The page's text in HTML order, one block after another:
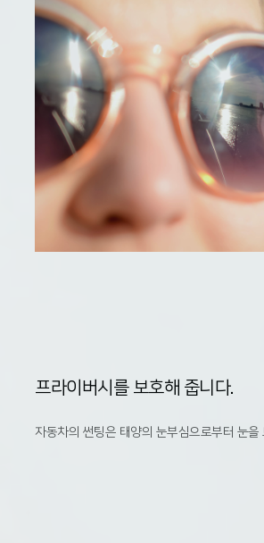
프라이버시를 보호해 줍니다.
자동차의 썬팅은 태양의 눈부심으로부터 눈을